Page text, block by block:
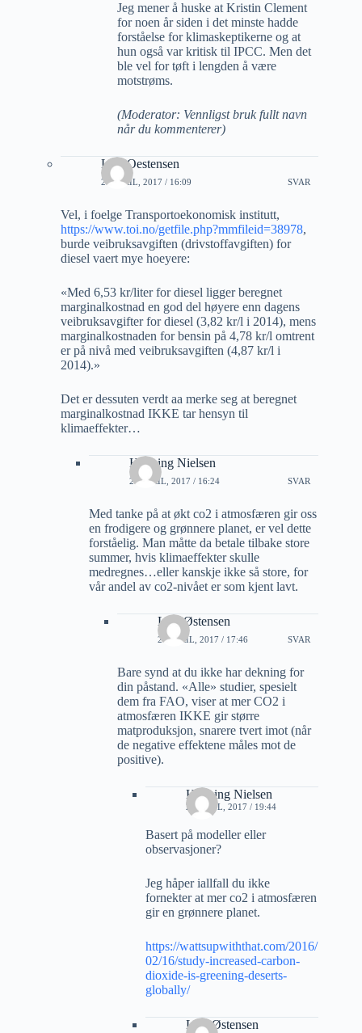
Jeg mener å huske at Kristin Clement
for noen år siden i det minste hadde
forståelse for klimaskeptikerne og at
hun også var kritisk til IPCC. Men det
ble vel for tøft i lengden å være
motstrøms.
(Moderator: Vennligst bruk fullt navn
når du kommenterer)
Lars Oestensen
27 APRIL, 2017 / 16:09 SVAR
Vel, i foelge Transportoekonomisk institutt,
https://www.toi.no/getfile.php?mmfileid=38978,
burde veibruksavgiften (drivstoffavgiften) for
diesel vaert mye hoeyere:
«Med 6,53 kr/liter for diesel ligger beregnet
marginalkostnad en god del høyere enn dagens
veibruksavgifter for diesel (3,82 kr/l i 2014), mens
marginalkostnaden for bensin på 4,78 kr/l omtrent
er på nivå med veibruksavgiften (4,87 kr/l i
2014).»
Det er dessuten verdt aa merke seg at beregnet
marginalkostnad IKKE tar hensyn til
klimaeffekter…
Henning Nielsen
27 APRIL, 2017 / 16:24 SVAR
Med tanke på at økt co2 i atmosfæren gir oss
en frodigere og grønnere planet, er vel dette
forståelig. Man måtte da betale tilbake store
summer, hvis klimaeffekter skulle
medregnes…eller kanskje ikke så store, for
vår andel av co2-nivået er som kjent lavt.
Lars Østensen
27 APRIL, 2017 / 17:46 SVAR
Bare synd at du ikke har dekning for
din påstand. «Alle» studier, spesielt
dem fra FAO, viser at mer CO2 i
atmosfæren IKKE gir større
matproduksjon, snarere tvert imot (når
de negative effektene måles mot de
positive).
Henning Nielsen
27 APRIL, 2017 / 19:44
Basert på modeller eller
observasjoner?
Jeg håper iallfall du ikke
fornekter at mer co2 i atmosfæren
gir en grønnere planet.
https://wattsupwiththat.com/2016/
02/16/study-increased-carbon-
dioxide-is-greening-deserts-
globally/
Lars Østensen